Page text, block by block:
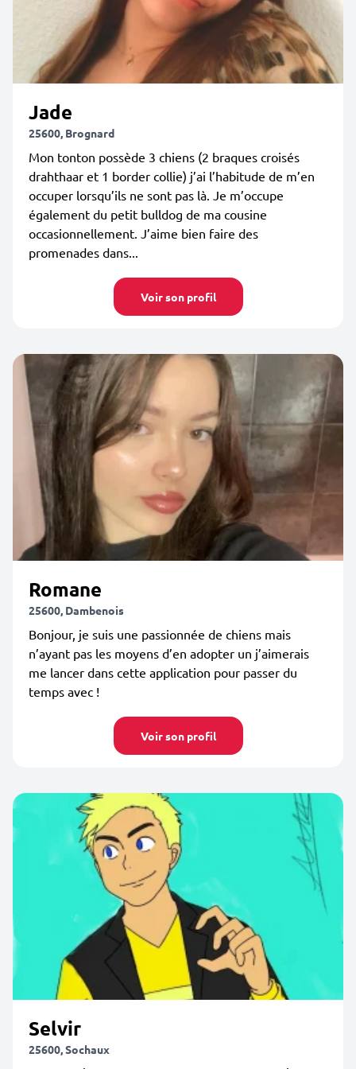
Jade
25600, Brognard
Mon tonton possède 3 chiens (2 braques croisés
drahthaar et 1 border collie) j’ai l’habitude de m’en
occuper lorsqu’ils ne sont pas là. Je m’occupe
également du petit bulldog de ma cousine
occasionnellement. J’aime bien faire des
promenades dans...
Voir son profil
Romane
25600, Dambenois
Bonjour, je suis une passionnée de chiens mais
n’ayant pas les moyens d’en adopter un j’aimerais
me lancer dans cette application pour passer du
temps avec !
Voir son profil
Selvir
25600, Sochaux